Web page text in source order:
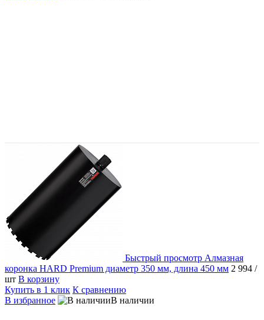
Быстрый просмотр Алмазная
коронка HARD Premium диаметр 350 мм, длина 450 мм 2 994 /
шт В корзину
Купить в 1 клик К сравнению
В избранное
В наличии